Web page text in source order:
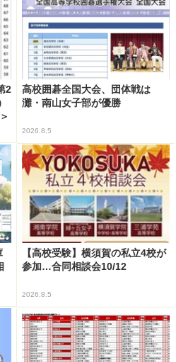
2
高校囲碁全国大会、団体戦は
灘・南山女子部が優勝
2026.8.5
【高校受験】横須賀の私立4校が
参加…合同相談会10/12
2026.8.5